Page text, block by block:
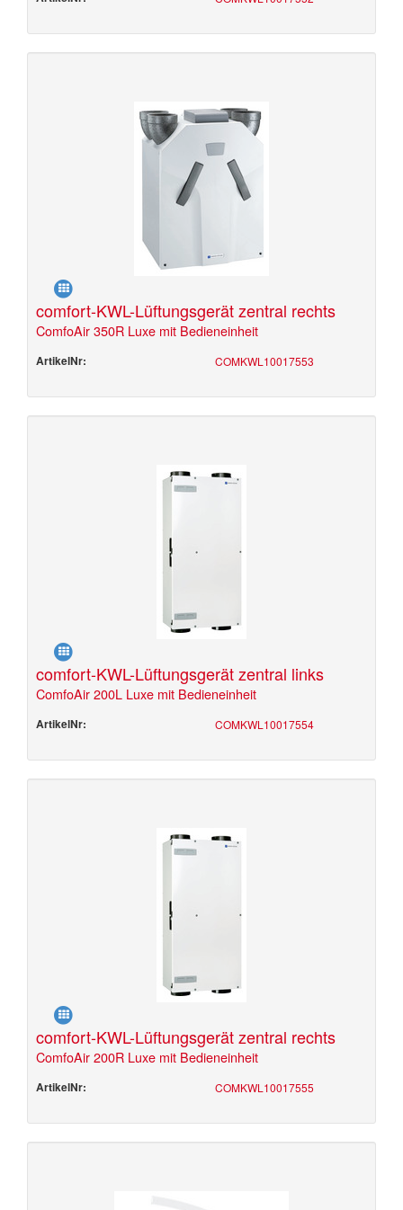
comfort-KWL-Lüftungsgerät zentral rechts
ComfoAir 350R Luxe mit Bedieneinheit
ArtikelNr: COMKWL10017553
comfort-KWL-Lüftungsgerät zentral links
ComfoAir 200L Luxe mit Bedieneinheit
ArtikelNr: COMKWL10017554
comfort-KWL-Lüftungsgerät zentral rechts
ComfoAir 200R Luxe mit Bedieneinheit
ArtikelNr: COMKWL10017555